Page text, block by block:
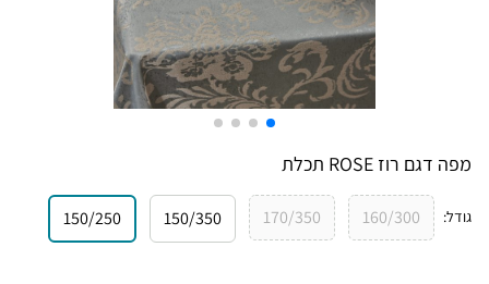
מפה דגם רוז ROSE תכלת
גודל:
160/300
170/350
150/350
150/250